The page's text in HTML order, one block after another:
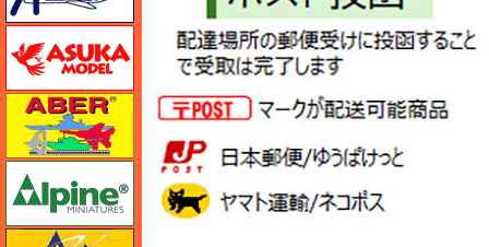
アスカモデル
アベール
アルパイン